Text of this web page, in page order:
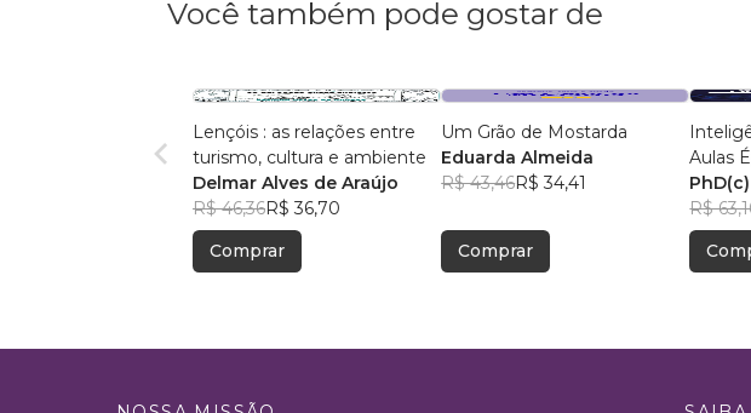
Você também pode gostar de
Lençóis : as relações entre
turismo, cultura e ambiente
Delmar Alves de Araújo
R$ 46,36R$ 36,70
Comprar
Um Grão de Mostarda
Eduarda Almeida
R$ 43,46R$ 34,41
Comprar
Aulas
R$